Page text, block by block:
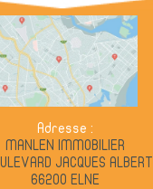
Adresse :
MANLEN IMMOBILIER
JACQUES ALBERT
66200 ELNE